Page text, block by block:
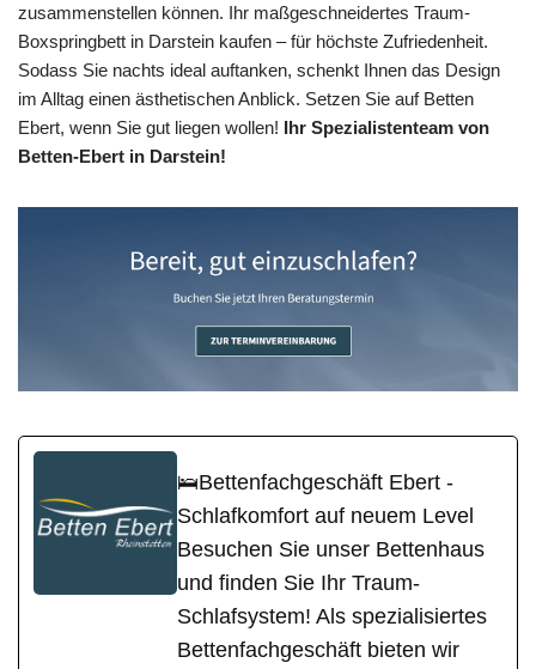
zusammenstellen können. Ihr maßgeschneidertes Traum-
Boxspringbett in Darstein kaufen – für höchste Zufriedenheit.
Sodass Sie nachts ideal auftanken, schenkt Ihnen das Design
im Alltag einen ästhetischen Anblick. Setzen Sie auf Betten
Ebert, wenn Sie gut liegen wollen! Ihr Spezialistenteam von
Betten-Ebert in Darstein!
🛌Bettenfachgeschäft Ebert -
Schlafkomfort auf neuem Level
Besuchen Sie unser Bettenhaus
und finden Sie Ihr Traum-
Schlafsystem! Als spezialisiertes
Bettenfachgeschäft bieten wir